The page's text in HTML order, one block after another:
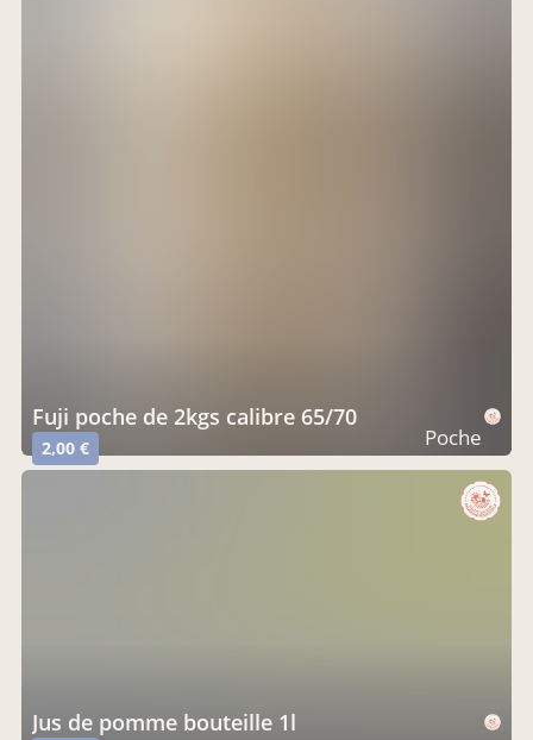
Fuji poche de 2kgs calibre 65/70
2,00 € Poche
jus de pomme bouteille 1l